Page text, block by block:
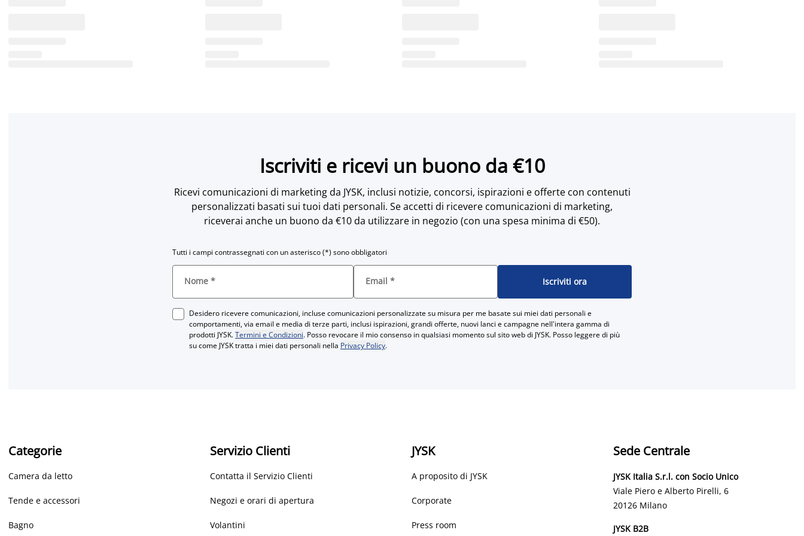
Iscriviti e ricevi un buono da €10
Ricevi comunicazioni di marketing da JYSK, inclusi notizie, concorsi, ispirazioni e offerte con contenuti
personalizzati basati sui tuoi dati personali. Se accetti di ricevere comunicazioni di marketing,
riceverai anche un buono da €10 da utilizzare in negozio (con una spesa minima di €50).
Tutti i campi contrassegnati con un asterisco (*) sono obbligatori
Nome * Email * Iscriviti ora
Desidero ricevere comunicazioni, incluse comunicazioni personalizzate su misura per me basate sui miei dati personali e
comportamenti, via email e media di terze parti, inclusi ispirazioni, grandi offerte, nuovi lanci e campagne nell'intera gamma di
prodotti JYSK.Termini e Condizioni. Posso revocare il mio consenso in qualsiasi momento sul sito web di JYSK. Posso leggere di più
su come JYSK tratta i miei dati personali nella Privacy Policy.
Categorie
Camera da letto
Tende e accessori
Bagno
Servizio Clienti
Contatta il Servizio Clienti
Negozi e orari di apertura
Volantini
JYSK
A proposito di JYSK
Corporate
Press room
Sede Centrale
JYSK Italia S.r.l. con Socio Unico
Viale Piero e Alberto Pirelli, 6
20126 Milano
JYSK B2B